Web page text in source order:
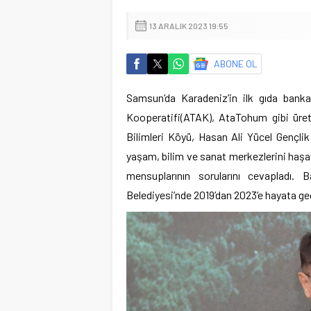
13 ARALIK 2023 19:55
ABONE OL
Samsun’da Karadeniz’in ilk gıda
Kooperatifi(ATAK), AtaTohum gibi
Bilimleri Köyü, Hasan Ali Yücel
yaşam, bilim ve sanat merkezlerini
mensuplarının sorularını
Belediyesi’nde 2019’dan 2023’e hayata